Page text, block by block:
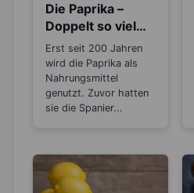
Die Paprika –
Doppelt so viel
Vitamin C, wie die
Zitrone
Erst seit 200 Jahren
wird die Paprika als
Nahrungsmittel
genutzt. Zuvor hatten
sie die Spanier...